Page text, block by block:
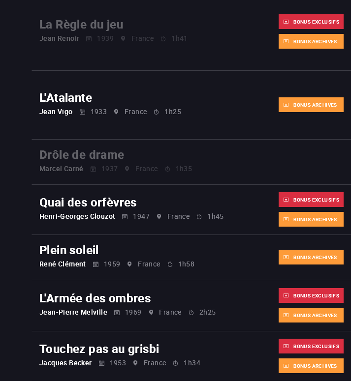
La Règle du jeu
Jean Renoir 1939 France 1h41
BONUS EXCLUSIFS
BONUS ARCHIVES
L'Atalante
Jean Vigo 1933 France 1h25
BONUS ARCHIVES
Drôle de drame
Marcel Carné 1937 France 1h35
Quai des orfèvres
Henri-Georges Clouzot 1947 France 1h45
BONUS EXCLUSIFS
BONUS ARCHIVES
Plein soleil
René Clément 1959 France 1h58
BONUS ARCHIVES
L'Armée des ombres
Jean-Pierre Melville 1969 France 2h25
BONUS EXCLUSIFS
BONUS ARCHIVES
Touchez pas au grisbi
Jacques Becker 1953 France 1h34
BONUS EXCLUSIFS
BONUS ARCHIVES